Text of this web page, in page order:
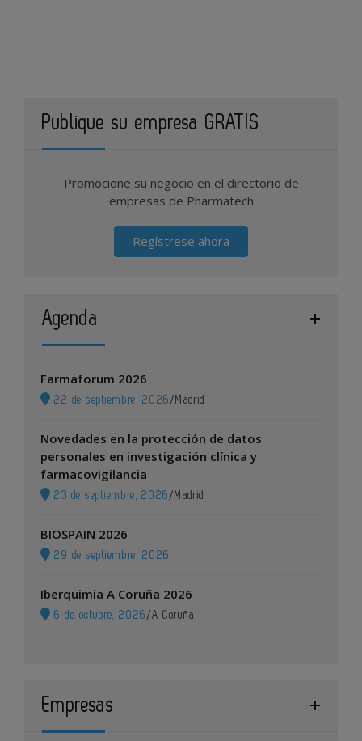
Publique su empresa GRATIS
Promocione su negocio en el directorio de
empresas de Pharmatech
Regístrese ahora
Agenda
Farmaforum 2026
22 de septiembre, 2026 / Madrid
Novedades en la protección de datos
personales en investigación clínica y
farmacovigilancia
23 de septiembre, 2026 / Madrid
BIOSPAIN 2026
29 de septiembre, 2026
Iberquimia A Coruña 2026
6 de octubre, 2026 /A Coruña
Empresas